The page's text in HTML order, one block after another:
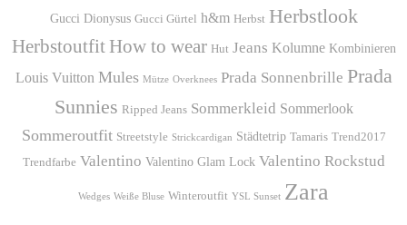
Gucci Dionysus Gucci Gürtel h&m Herbst Herbstlook
Herbstoutfit How to wear Hut Jeans Kolumne Kombinieren
Louis Vuitton Mules Mütze Overknees Prada Sonnenbrille Prada
Sunnies Ripped Jeans Sommerkleid Sommerlook
Sommeroutfit Streetstyle Strickcardigan Städtetrip Tamaris Trend2017
Trendfarbe Valentino Valentino Glam Lock Valentino Rockstud
Wedges Weiße Bluse Winteroutfit YSL Sunset Zara